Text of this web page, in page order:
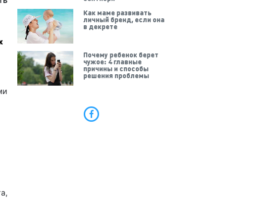
Как маме развивать
личный бренд, если она
в декрете
Почему ребенок берет
чужое: 4 главные
причины и способы
решения проблемы